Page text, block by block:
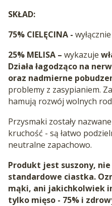
SKŁAD:
75% CIELĘCINA -
25% MELISA – wykazuje
Działa łagodząco na
oraz nadmierne
problemy z zasypianiem.
hamują rozwój wolnych
Przysmaki zostały
kruchość - są łatwo
neutralne zapachowo.
Produkt jest suszony,
standardowe ciastka.
mąki, ani jakichkolwiek
tylko mięso - 75% i